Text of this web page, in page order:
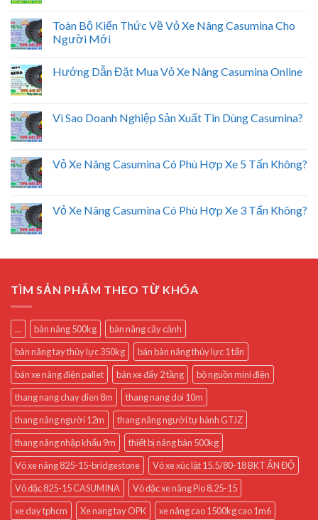
Toàn Bộ Kiến Thức Về Vỏ Xe Nâng Casumina Cho
Người Mới
Hướng Dẫn Đặt Mua Vỏ Xe Nâng Casumina Online
Vì Sao Doanh Nghiệp Sản Xuất Tin Dùng Casumina?
Vỏ Xe Nâng Casumina Có Phù Hợp Xe 5 Tấn Không?
Vỏ Xe Nâng Casumina Có Phù Hợp Xe 3 Tấn Không?
TÌM SẢN PHẨM THEO TỪ KHÓA
... bàn nâng 500kg
bàn nâng cây cảnh
bàn nâng tay thủy lực 350kg
bán bàn nâng thủy lực 1 tấn
bán xe nâng điện pallet
bán xe đẩy 2 tầng
bộ nguồn mini điện
thang nang chay dien 8m
thang nang doi 10m
thang nâng người 12m
thang nâng người tự hành GTJZ
thang nâng nhập khẩu 9m
thiết bị nâng bàn 500kg
Vỏ xe nâng 825-15-bridgestone
Vỏ xe xúc lật 15.5/80-18 BKT ẤN ĐỘ
Vỏ đặc 825-15 CASUMINA
Vỏ đặc xe nâng Pio 8.25-15
xe day tphcm
Xe nang tay OPK
xe nâng cao 1500kg cao 1m6